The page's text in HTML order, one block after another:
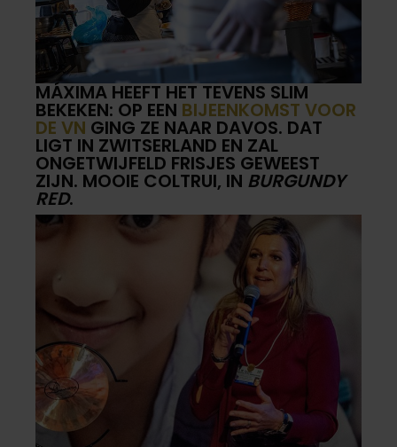
MÁXIMA HEEFT HET TEVENS SLIM
BEKEKEN: OP EEN BIJEENKOMST VOOR
DE VN GING ZE NAAR DAVOS. DAT
LIGT IN ZWITSERLAND EN ZAL
ONGETWIJFELD FRISJES GEWEEST
ZIJN. MOOIE COLTRUI, IN BURGUNDY
RED.